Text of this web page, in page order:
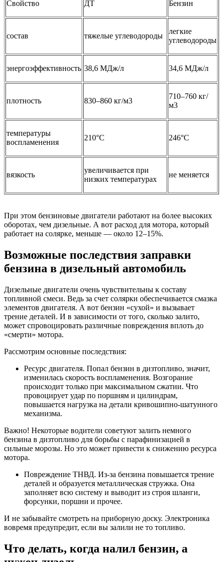
Свойство ДТ Бензин
состав тяжелые углеводороды
легкие
углеводороды
энергоэффективность 38,6 МДж/л 34,6 МДж/л
плотность 830–860 кг/м3
710–760 кг/
м3
температуры
воспламенения
210°С 246°С
вязкость
увеличивается при
низких температурах
не меняется
При этом бензиновые двигатели работают на более высоких
оборотах, чем дизельные. А вот расход для мотора, который
работает на солярке, меньше — около 12–15%.
Возможные последствия заправки
бензина в дизельный автомобиль
Дизельные двигатели очень чувствительны к составу
топливной смеси. Ведь за счет солярки обеспечивается смазка
элементов двигателя. А вот бензин «сухой» и вызывает
трение деталей. И в зависимости от того, сколько залито,
может спровоцировать различные повреждения вплоть до
«смерти» мотора.
Рассмотрим основные последствия:
Ресурс двигателя. Попал бензин в дизтопливо, значит,
изменилась скорость воспламенения. Возгорание
происходит только при максимальном сжатии. Что
провоцирует удар по поршням и цилиндрам,
повышается нагрузка на детали кривошипно-шатунного
механизма.
Важно! Некоторые водители советуют залить немного
бензина в дизтопливо для борьбы с парафинизацией в
сильные морозы. Но это может привести к снижению ресурса
мотора.
Повреждение ТНВД. Из-за бензина повышается трение
деталей и образуется металлическая стружка. Она
заполняет всю систему и выводит из строя шланги,
форсунки, поршни и прочее.
И не забывайте смотреть на приборную доску. Электроника
вовремя предупредит, если вы залили не то топливо.
Что делать, когда налил бензин, а